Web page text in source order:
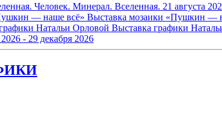
Человек. Минерал. Вселенная. 21 августа
Выставка мозаики «Пушкин —
Выставка графики
- 29 декабря 2026